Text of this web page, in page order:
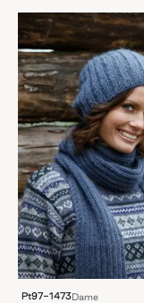
Pt97-1473Dame